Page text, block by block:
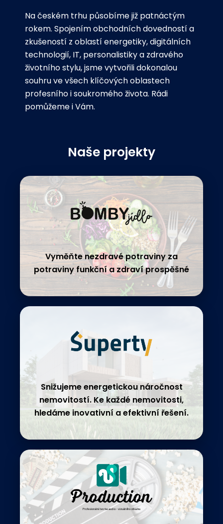
Na českém trhu působíme již patnáctým
rokem. Spojením obchodních dovedností a
zkušeností z oblastí energetiky, digitálních
technologií, IT, personalistiky a zdravého
životního stylu, jsme vytvořili dokonalou
souhru ve všech klíčových oblastech
profesního i soukromého života. Rádi
pomůžeme i Vám.
Naše projekty
Vyměňte nezdravé potraviny za
potraviny funkční a zdraví prospěšné
Snižujeme energetickou náročnost
nemovitostí. Ke každé nemovitosti,
hledáme inovativní a efektivní řešení.